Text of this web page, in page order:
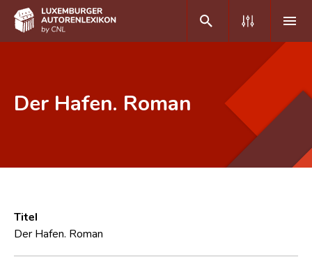
Häufige Fragen und Antworten
CNL
Der Hafen. Roman
Titel
Der Hafen. Roman